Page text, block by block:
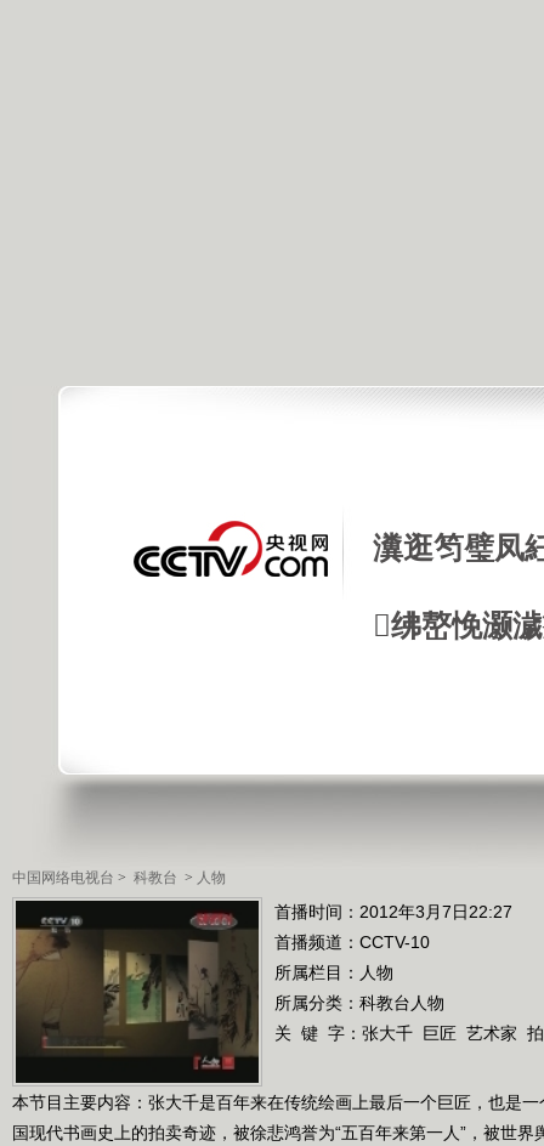
瀵逛笉璧凤
绋嶅悗灏
中国网络电视台 > 科教台 > 人物
首播时间：2012年3月7日22:27
首播频道： CCTV-10
所属栏目： 人物
所属分类：科教台人物
关 键 字： 张大千 巨匠 艺术家
本节目主要内容：张大千是百年来在传统绘画上最后一个巨匠，也是
国现代书画史上的拍卖奇迹，被徐悲鸿誉为“五百年来第一人”，被世